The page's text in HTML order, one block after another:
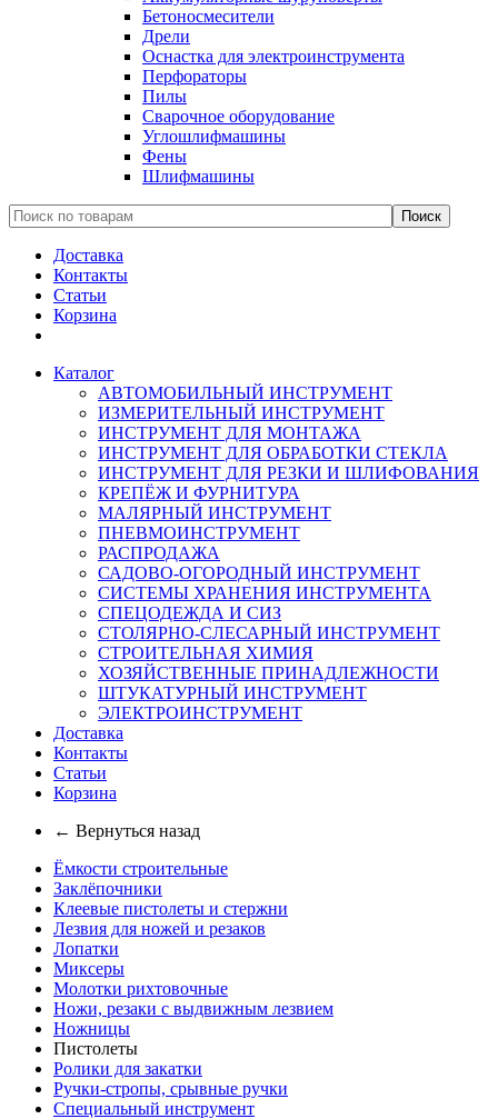
Бетоносмесители
Дрели
Оснастка для электроинструмента
Перфораторы
Пилы
Сварочное оборудование
Углошлифмашины
Фены
Шлифмашины
Доставка
Контакты
Статьи
Корзина
Каталог
АВТОМОБИЛЬНЫЙ ИНСТРУМЕНТ
ИЗМЕРИТЕЛЬНЫЙ ИНСТРУМЕНТ
ИНСТРУМЕНТ ДЛЯ МОНТАЖА
ИНСТРУМЕНТ ДЛЯ ОБРАБОТКИ СТЕКЛА
ИНСТРУМЕНТ ДЛЯ РЕЗКИ И ШЛИФОВАНИЯ
КРЕПЁЖ И ФУРНИТУРА
МАЛЯРНЫЙ ИНСТРУМЕНТ
ПНЕВМОИНСТРУМЕНТ
РАСПРОДАЖА
САДОВО-ОГОРОДНЫЙ ИНСТРУМЕНТ
СИСТЕМЫ ХРАНЕНИЯ ИНСТРУМЕНТА
СПЕЦОДЕЖДА И СИЗ
СТОЛЯРНО-СЛЕСАРНЫЙ ИНСТРУМЕНТ
СТРОИТЕЛЬНАЯ ХИМИЯ
ХОЗЯЙСТВЕННЫЕ ПРИНАДЛЕЖНОСТИ
ШТУКАТУРНЫЙ ИНСТРУМЕНТ
ЭЛЕКТРОИНСТРУМЕНТ
Доставка
Контакты
Статьи
Корзина
← Вернуться назад
Ёмкости строительные
Заклёпочники
Клеевые пистолеты и стержни
Лезвия для ножей и резаков
Лопатки
Миксеры
Молотки рихтовочные
Ножи, резаки с выдвижным лезвием
Ножницы
Пистолеты
Ролики для закатки
Ручки-стропы, срывные ручки
Специальный инструмент